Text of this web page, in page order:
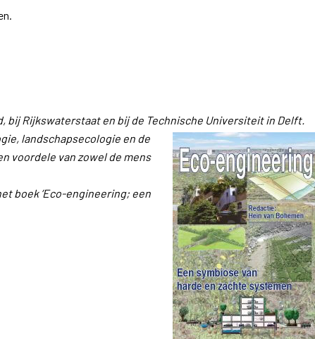
bij Rijkswaterstaat en bij de Technische Universiteit in Delft.
landschapsecologie en de
voordele van zowel de mens
boek ’Eco-engineering; een